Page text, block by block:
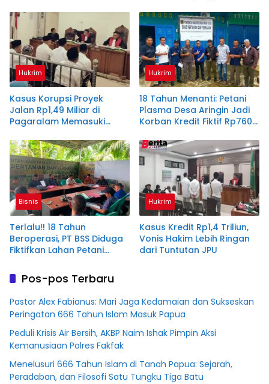
Hukrim
Kasus Korupsi Proyek
Jalan Rp1,49 Miliar di
Pagaralam Memasuki
Terdakwa Dituntut 2,5
Tahun Penjara
Hukrim
18 Tahun Menanti: Petani
Plasma Desa Aringin Jadi
Korban Kredit Fiktif Rp760
Bisnis
Terlalu!! 18 Tahun
Beroperasi, PT BSS Diduga
Fiktifkan Lahan Petani
Hukrim
Kasus Kredit Rp1,4 Triliun,
Vonis Hakim Lebih Ringan
dari Tuntutan JPU
Pos-pos Terbaru
Pastor Alex Fabianus: Mari Jaga Kedamaian dan Sukseskan
Peringatan 666 Tahun Islam Masuk Papua
Peduli Krisis Air Bersih, AKBP Naim Ishak Pimpin Aksi
Kemanusiaan Polres Fakfak
Menelusuri 666 Tahun Islam di Tanah Papua: Sejarah,
Peradaban, dan Filosofi Satu Tungku Tiga Batu